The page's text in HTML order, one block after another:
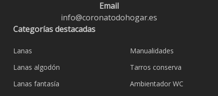
Email
info@coronatodohogar.es
Categorías destacadas
Lanas
Lanas algodón
Lanas fantasía
Manualidades
Tarros conserva
Ambientador WC